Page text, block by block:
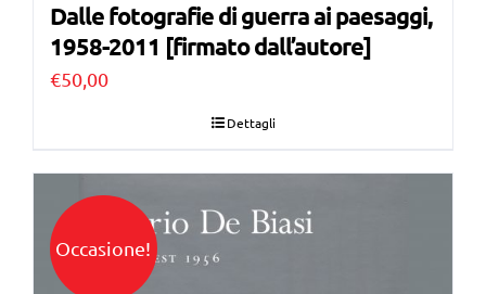
Dalle fotografie di guerra ai paesaggi,
1958-2011 [firmato dall’autore]
€50,00
Dettagli
Occasione!